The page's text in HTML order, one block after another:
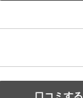
口コミする